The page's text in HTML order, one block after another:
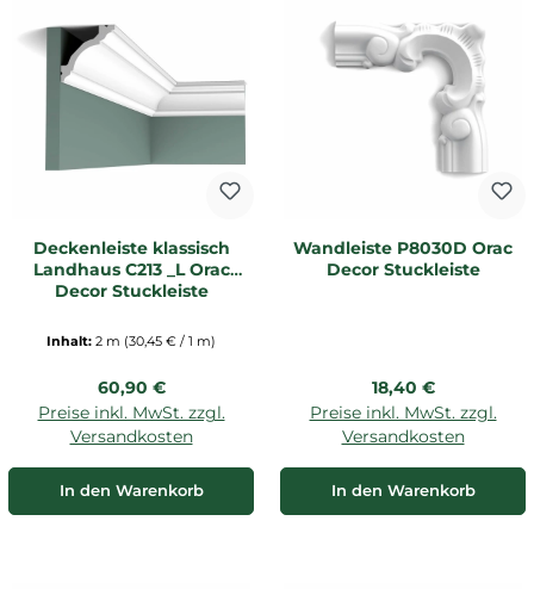
Deckenleiste klassisch
Landhaus C213 _L Orac
Decor Stuckleiste
Inhalt: 2 m (30,45 € / 1 m)
Regulärer Preis:
60,90 €
Preise inkl. MwSt. zzgl.
Versandkosten
In den Warenkorb
Wandleiste P8030D Orac
Decor Stuckleiste
Regulärer Preis:
18,40 €
Preise inkl. MwSt. zzgl.
Versandkosten
In den Warenkorb